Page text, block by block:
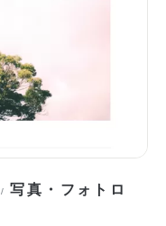
/写真・フォトロ